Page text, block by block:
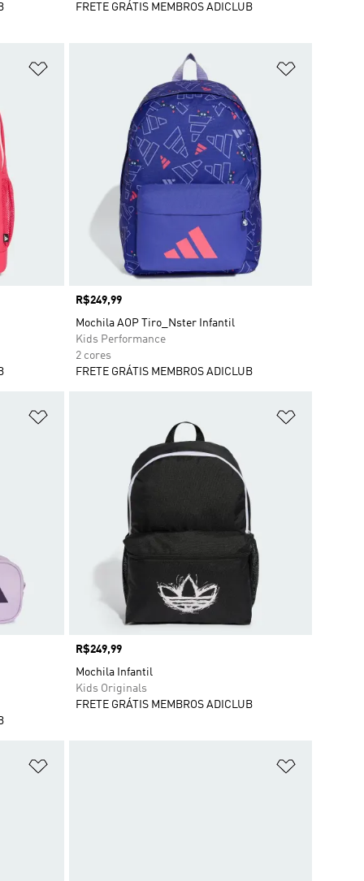
FRETE GRÁTIS MEMBROS ADICLUB
Adicionar à Lista de Desejos
Preço
R$249,99
Mochila AOP Tiro_Nster Infantil
Kids Performance
2 cores
FRETE GRÁTIS MEMBROS ADICLUB
Preço
R$249,99
Mochila Infantil
Kids Originals
FRETE GRÁTIS MEMBROS ADICLUB